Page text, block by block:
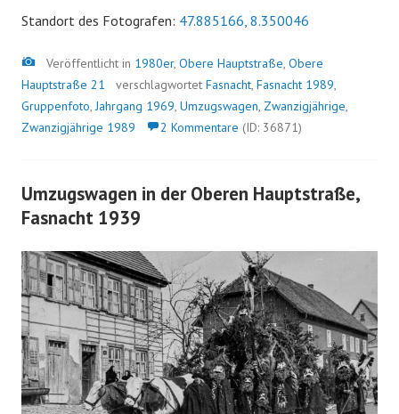
Standort des Fotografen: 47.885166, 8.350046
Bild
Veröffentlicht in 1980er, Obere Hauptstraße, Obere
Hauptstraße 21
verschlagwortet Fasnacht, Fasnacht 1989,
Gruppenfoto,Jahrgang 1969, Umzugswagen, Zwanzigjährige,
Zwanzigjährige 1989
2 Kommentare (ID: 36871)
Umzugswagen in der Oberen Hauptstraße,
Fasnacht 1939